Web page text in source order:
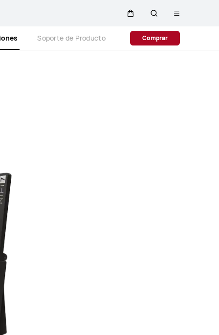
Abrir
menú
Soporte de Producto Comprar